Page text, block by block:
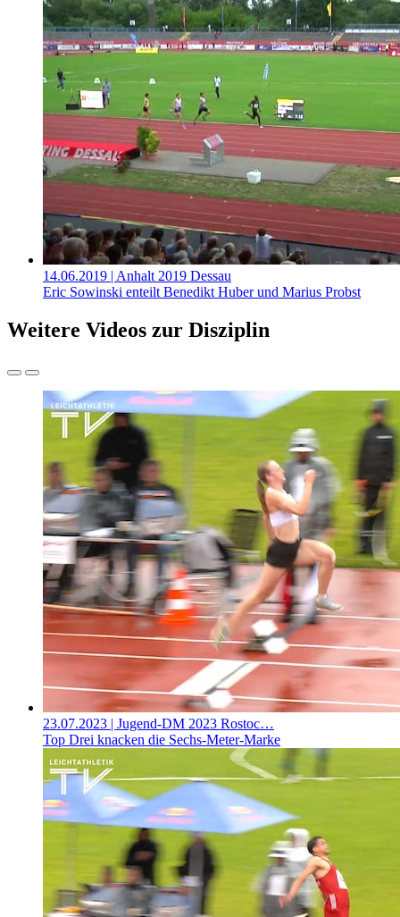
14.06.2019 | Anhalt 2019 Dessau
Eric Sowinski enteilt Benedikt Huber und Marius Probst
Weitere Videos zur Disziplin
23.07.2023 | Jugend-DM 2023 Rostoc…
Top Drei knacken die Sechs-Meter-Marke